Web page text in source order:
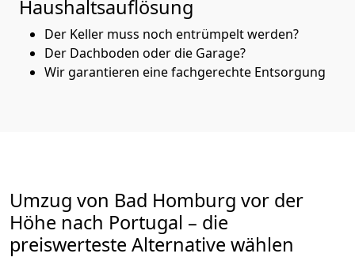
Haushaltsauflösung
Der Keller muss noch entrümpelt werden?
Der Dachboden oder die Garage?
Wir garantieren eine fachgerechte Entsorgung
Umzug von Bad Homburg vor der
Höhe nach Portugal – die
preiswerteste Alternative wählen